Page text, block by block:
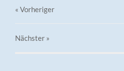
« Vorheriger
Nächster »